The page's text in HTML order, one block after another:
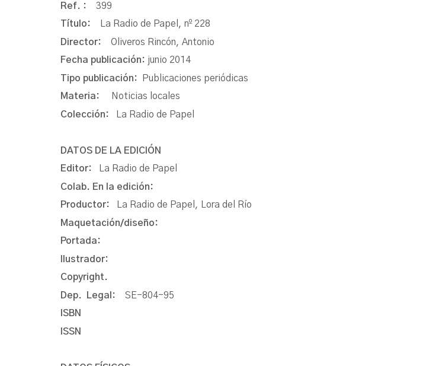
Ref. : 399
Título:
La Radio de Papel, nº 228
Director: Oliveros Rincón, Antonio
Fecha publicación: junio 2014
Tipo publicación:
Publicaciones periódicas
Materia:
Noticias locales
Colección:
La Radio de Papel
DATOS DE LA EDICIÓN
Editor:
La Radio de Papel
Colab. En la edición:
Productor:
La Radio de Papel, Lora del Río
Maquetación/diseño:
Portada:
Ilustrador:
Copyright.
Dep. Legal: SE-804-95
ISBN
ISSN